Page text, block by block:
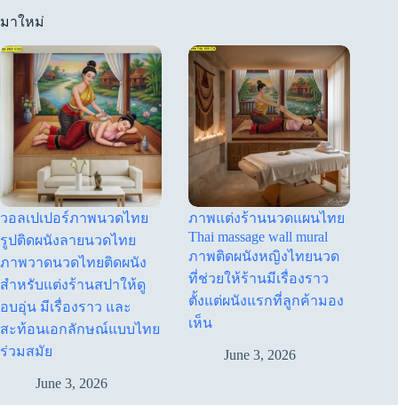
มาใหม่
วอลเปเปอร์ภาพนวดไทย
รูปติดผนังลายนวดไทย
ภาพวาดนวดไทยติดผนัง
สำหรับแต่งร้านสปาให้ดู
อบอุ่น มีเรื่องราว และ
สะท้อนเอกลักษณ์แบบไทย
ร่วมสมัย
June 3, 2026
ภาพแต่งร้านนวดแผนไทย
Thai massage wall mural
ภาพติดผนังหญิงไทยนวด
ที่ช่วยให้ร้านมีเรื่องราว
ตั้งแต่ผนังแรกที่ลูกค้ามอง
เห็น
June 3, 2026